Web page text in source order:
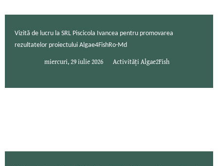
Vizită de lucru la SRL Piscicola Ivancea pentru promovarea
rezultatelor proiectului Algae4FishRo-Md
miercuri, 29 iulie 2026 Activități Algae2Fish